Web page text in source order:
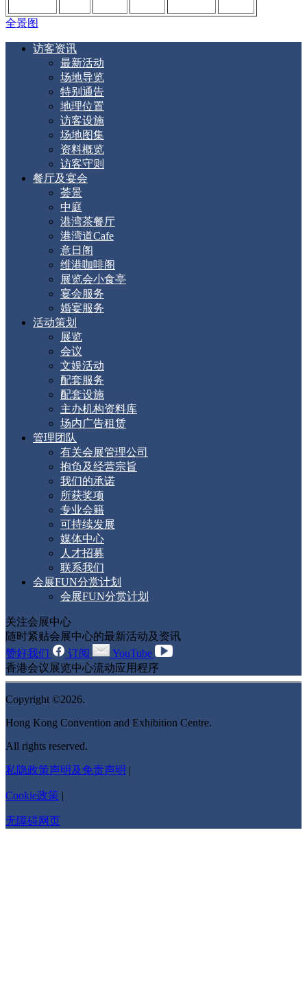
全景图
访客资讯
最新活动
场地导览
特别通告
地理位置
访客设施
场地图集
资料概览
访客守则
餐厅及宴会
荟景
中庭
港湾茶餐厅
港湾道Cafe
意日阁
维港咖啡阁
展览会小食亭
宴会服务
婚宴服务
活动策划
展览
会议
文娱活动
配套服务
配套设施
主办机构资料库
场内广告租赁
管理团队
有关会展管理公司
抱负及经营宗旨
我们的承诺
所获奖项
专业会籍
可持续发展
媒体中心
人才招募
联系我们
会展FUN分赏计划
会展FUN分赏计划
关注会展中心
随时紧贴会展中心的最新活动及资讯
赞好我们
订阅
YouTube
香港会议展览中心流动应用程序
Copyright ©2026.
Hong Kong Convention and Exhibition Centre.
All rights reserved.
私隐政策声明及免责声明 |
Cookie政策 |
无障碍网页